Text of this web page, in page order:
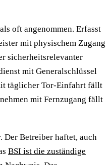
oft angenommen. Erfasst
mit physischem Zugang
sicherheitsrelevanter
mit Generalschlüssel
täglicher Tor-Einfahrt fällt
mit Fernzugang fällt
Betreiber haftet, auch
BSI ist die zuständige